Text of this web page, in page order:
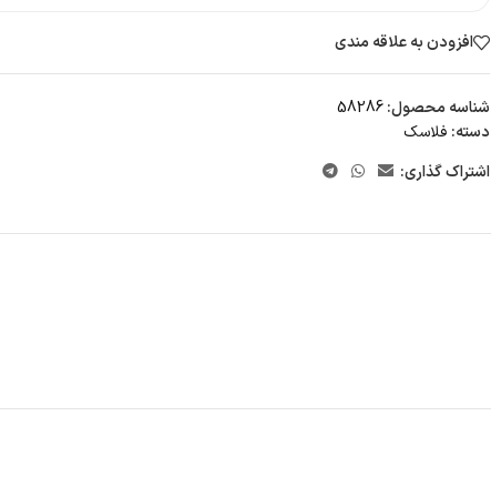
افزودن به علاقه مندی
شناسه محصول:58286
دسته: فلاسک
اشتراک گذاری: